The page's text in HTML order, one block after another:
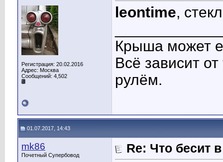
Регистрация: 20.02.2016
Адрес: Москва
Сообщений: 4,502
leontime,
Крыша может
Всё зависит
рулём.
01.07.2017, 14:43
mk86
Почетный Супербовод
Re: Что бесит